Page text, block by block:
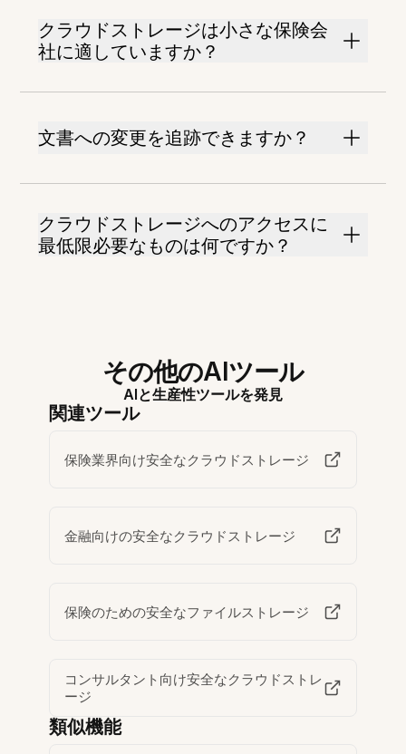
クラウドストレージは小さな保険会
社に適していますか？
文書への変更を追跡できますか？
クラウドストレージへのアクセスに
最低限必要なものは何ですか？
その他のAIツール
AIと生産性ツールを発見
関連ツール
保険業界向け安全なクラウドストレージ
金融向けの安全なクラウドストレージ
保険のための安全なファイルストレージ
コンサルタント向け安全なクラウドストレ
ージ
類似機能